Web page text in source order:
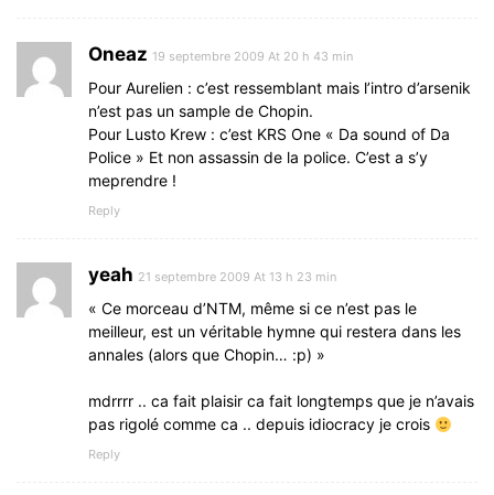
Oneaz 19 septembre 2009 At 20 h 43 min
Pour Aurelien : c’est ressemblant mais l’intro d’arsenik
n’est pas un sample de Chopin.
Pour Lusto Krew : c’est KRS One « Da sound of Da
Police » Et non assassin de la police. C’est a s’y
meprendre !
Reply
yeah 21 septembre 2009 At 13 h 23 min
« Ce morceau d’NTM, même si ce n’est pas le
meilleur, est un véritable hymne qui restera dans les
annales (alors que Chopin… :p) »
mdrrrr .. ca fait plaisir ca fait longtemps que je n’avais
pas rigolé comme ca .. depuis idiocracy je crois
Reply